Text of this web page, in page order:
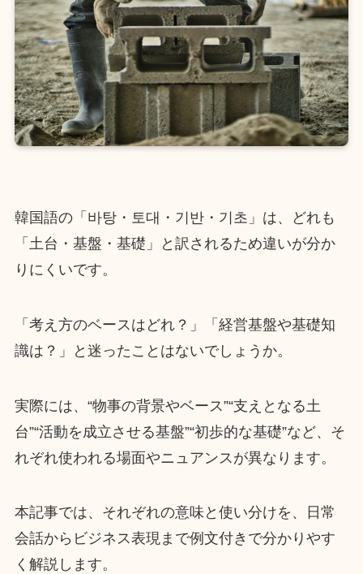
韓国語の「바탕・토대・기반・기초」は、どれも
「土台・基盤・基礎」と訳されるため違いが分か
りにくいです。
「考え方のベースはどれ？」「経営基盤や基礎知
識は？」と迷ったことはないでしょうか。
実際には、“物事の背景やベース”“支えとなる土
台”“活動を成立させる基盤”“初歩的な基礎”など、そ
れぞれ使われる場面やニュアンスが異なります。
本記事では、それぞれの意味と使い分けを、日常
会話からビジネス表現まで例文付きで分かりやす
く解説します。